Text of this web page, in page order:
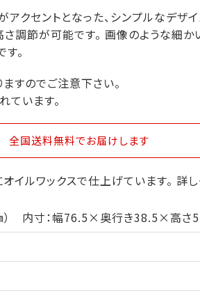
アクセントとなった、シンプルなデ
調節が可能です。 画像のような細
。
すのでご注意下さい。
ています。
全国送料無料でお届けします
ルワックスで仕上げています。 詳し
内寸：幅76.5×奥行き38.5×高さ